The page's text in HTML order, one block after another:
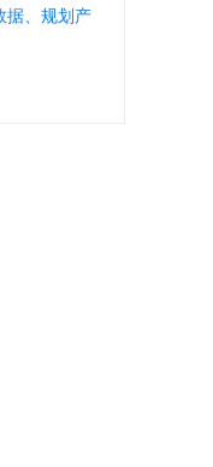
据、规划产